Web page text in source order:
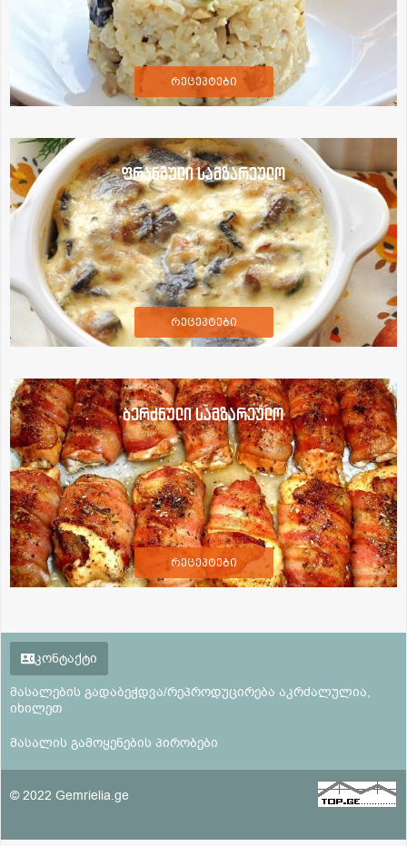
რეცეპტები
ფრანგული სამზარეულო
რეცეპტები
ბერძნული სამზარეულო
რეცეპტები
კონტაქტი
მასალების გადაბეჭდვა/რეპროდუცირება აკრძალულია,
იხილეთ
მასალის გამოყენების პირობები
© 2022 Gemrielia.ge